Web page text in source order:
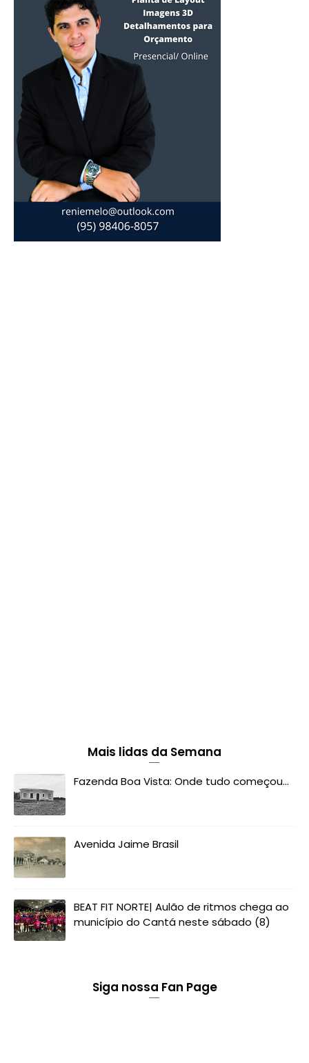
Mais lidas da Semana
Fazenda Boa Vista: Onde tudo começou...
Avenida Jaime Brasil
BEAT FIT NORTE| Aulão de ritmos chega ao
município do Cantá neste sábado (8)
Siga nossa Fan Page